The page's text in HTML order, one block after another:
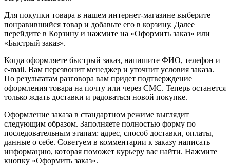
Для покупки товара в нашем интернет-магазине выберите
понравившийся товар и добавьте его в корзину. Далее
перейдите в Корзину и нажмите на «Оформить заказ» или
«Быстрый заказ».
Когда оформляете быстрый заказ, напишите ФИО, телефон и
e-mail. Вам перезвонит менеджер и уточнит условия заказа.
По результатам разговора вам придет подтверждение
оформления товара на почту или через СМС. Теперь останется
только ждать доставки и радоваться новой покупке.
Оформление заказа в стандартном режиме выглядит
следующим образом. Заполняете полностью форму по
последовательным этапам: адрес, способ доставки, оплаты,
данные о себе. Советуем в комментарии к заказу написать
информацию, которая поможет курьеру вас найти. Нажмите
кнопку «Оформить заказ».